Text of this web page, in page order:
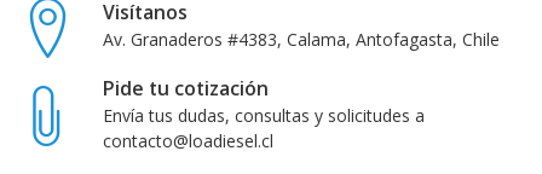
Visítanos
Av. Granaderos #4383, Calama, Antofagasta, Chile
Pide tu cotización
Envía tus dudas, consultas y solicitudes a
contacto@loadiesel.cl